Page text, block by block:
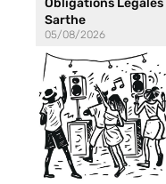
Obligations
Sarthe
05/08/2026